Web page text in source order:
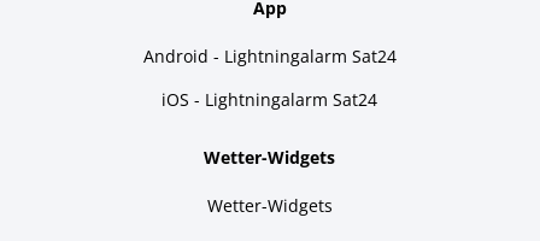
App
Android - Lightningalarm Sat24
iOS - Lightningalarm Sat24
Wetter-Widgets
Wetter-Widgets